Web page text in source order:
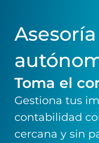
Toma el
Gestiona tus
contabilidad
cercana y sin